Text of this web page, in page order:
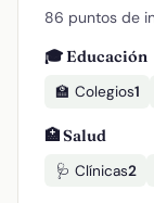
86 puntos de
🎓 Educación
🏫 Colegios1
🏥 Salud
🩺 Clínicas2